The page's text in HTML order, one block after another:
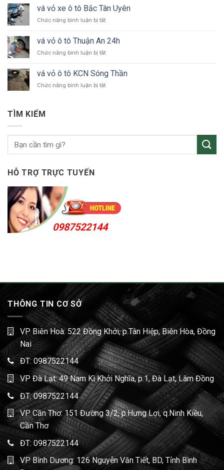
24h
Dương
vỏ
xe
ô
KCN
vá vỏ xe ô tô Bắc Tân Uyên
Chức năng bình luận bị tắtở
vỏ
xe
ô
Bắc
Tân
Uyên
vá vỏ ô tô Thuận An 24h
Chức năng bình luận bị tắtở
ô
tô
vá vỏ ô tô KCN Sóng Thần
Chức năng bình luận bị tắtở
Sóng
TÌM KIẾM
HỖ TRỢ TRỰC TUYẾN
0987522144
THÔNG TIN CƠ SỞ
VP Biên Hoà: 522 Đồng Khởi, p.Tân Hiệp, Biên Hòa, Đồng
Nai
ĐT: 0987522144
VP Đà Lạt: 49 Nam Kì Khởi Nghĩa, p.1, Đà Lạt, Lâm Đồng
ĐT:0987522144
VP Cần Thơ: 151 Đường 3/2, p.Hưng Lợi, q.Ninh Kiều,
Cần Thơ
ĐT: 0987522144
VP Bình Dương: 126 Nguyễn Văn Tiết, BD, Tỉnh Bình